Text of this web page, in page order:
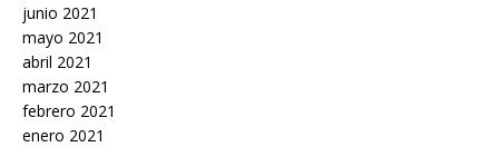
junio 2021
mayo 2021
abril 2021
marzo 2021
febrero 2021
enero 2021